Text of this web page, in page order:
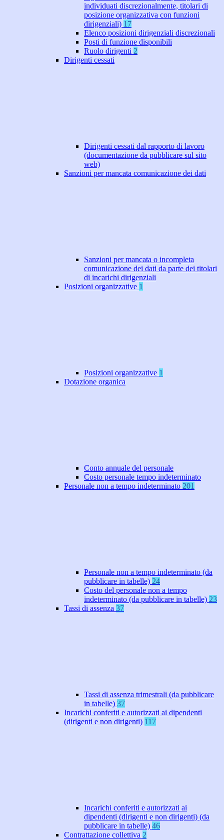
individuati discrezionalmente, titolari di
posizione organizzativa con funzioni
dirigenziali) 17
Elenco posizioni dirigenziali discrezionali
Posti di funzione disponibili
Ruolo dirigenti 2
Dirigenti cessati
Dirigenti cessati dal rapporto di lavoro
(documentazione da pubblicare sul sito
web)
Sanzioni per mancata comunicazione dei dati
Sanzioni per mancata o incompleta
comunicazione dei dati da parte dei titolari
di incarichi dirigenziali
Posizioni organizzative 1
Posizioni organizzative 1
Dotazione organica
Conto annuale del personale
Costo personale tempo indeterminato
Personale non a tempo indeterminato 201
Personale non a tempo indeterminato (da
pubblicare in tabelle) 24
Costo del personale non a tempo
indeterminato (da pubblicare in tabelle) 23
Tassi di assenza 37
Tassi di assenza trimestrali (da pubblicare
in tabelle) 37
Incarichi conferiti e autorizzati ai dipendenti
(dirigenti e non dirigenti) 117
Incarichi conferiti e autorizzati ai
dipendenti (dirigenti e non dirigenti) (da
pubblicare in tabelle) 46
Contrattazione collettiva 2